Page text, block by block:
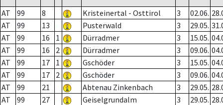
AT 99 8 Kristeinertal - Osttirol 3 02.06.
AT
99 13 Pusterwald 3 29.05.
AT
99 16 1 Dürradmer 3 15.05.
AT
99 16 2 Dürradmer 3 09.06.
AT
99 17 1 Gschöder 3 15.05.
AT
99 17 2 Gschöder 3 09.06.
AT
99 21 Abtenau Zinkenbach 3 29.05.
AT
99 27 Geiselgrundalm 3 29.05.